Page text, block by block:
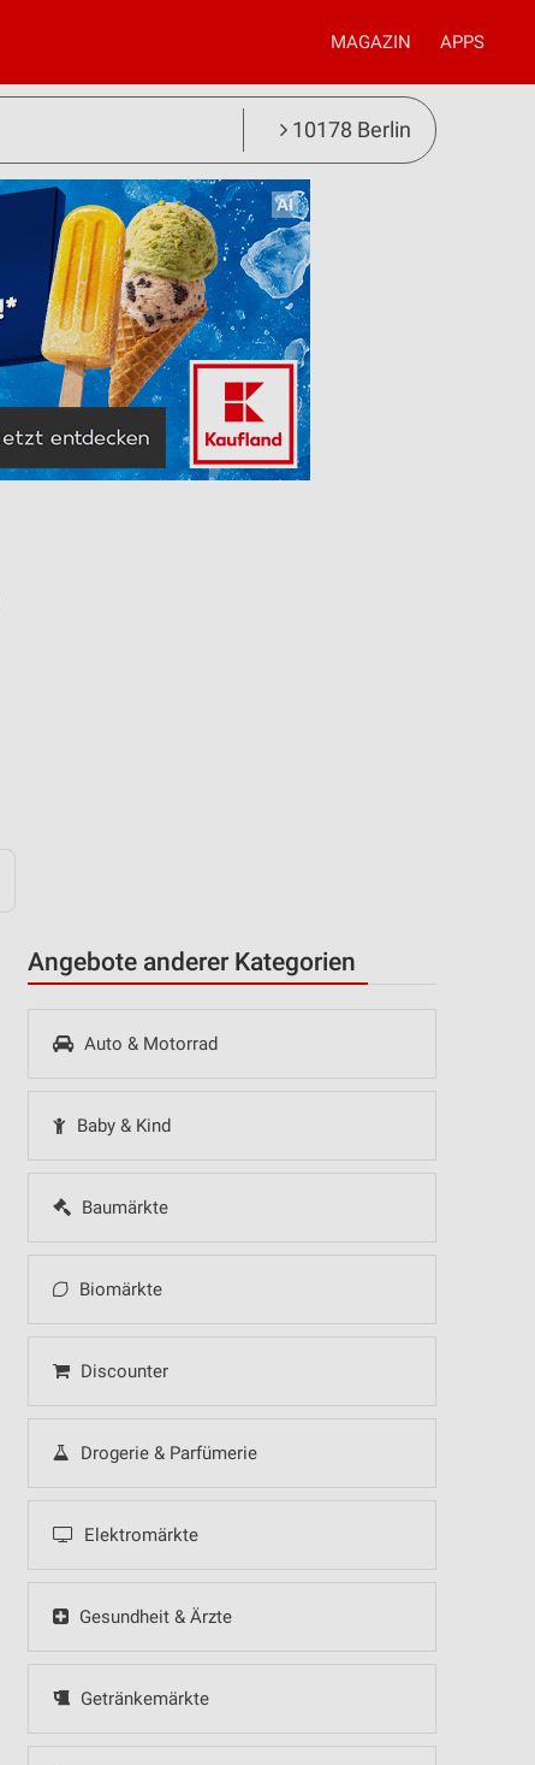
MAGAZIN APPS
10178 Berlin
Angebote anderer Kategorien
Auto & Motorrad
Baby & Kind
Baumärkte
Biomärkte
Discounter
Drogerie & Parfümerie
Elektromärkte
Gesundheit & Ärzte
Getränkemärkte